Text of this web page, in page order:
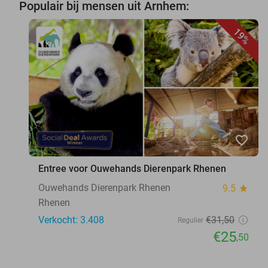
Populair bij mensen uit Arnhem:
19%
favorite_border
Entree voor Ouwehands Dierenpark Rhenen
Ouwehands Dierenpark Rhenen
9.5 star
Rhenen
Verkocht: 3.408
Regulier €31,50
€25,50